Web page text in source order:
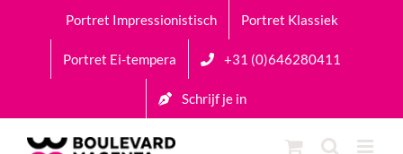
Portret Impressionistisch Portret Klassiek
Portret Ei-tempera +31 (0)646280411
Schrijf je in